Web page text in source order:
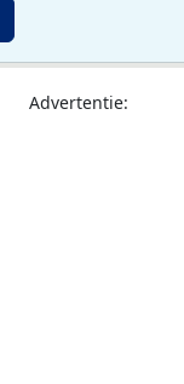
Advertentie: